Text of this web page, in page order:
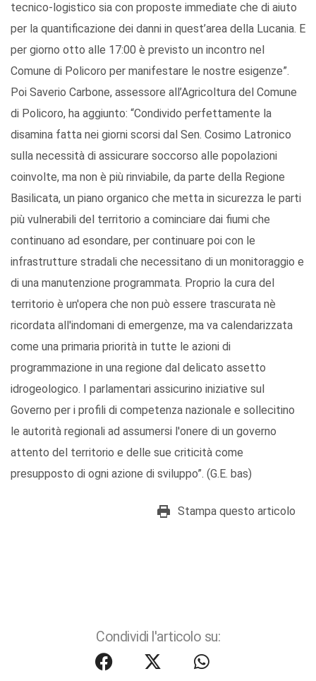
tecnico-logistico sia con proposte immediate che di aiuto
per la quantificazione dei danni in quest’area della Lucania. E
per giorno otto alle 17:00 è previsto un incontro nel
Comune di Policoro per manifestare le nostre esigenze”.
Poi Saverio Carbone, assessore all’Agricoltura del Comune
di Policoro, ha aggiunto: “Condivido perfettamente la
disamina fatta nei giorni scorsi dal Sen. Cosimo Latronico
sulla necessità di assicurare soccorso alle popolazioni
coinvolte, ma non è più rinviabile, da parte della Regione
Basilicata, un piano organico che metta in sicurezza le parti
più vulnerabili del territorio a cominciare dai fiumi che
continuano ad esondare, per continuare poi con le
infrastrutture stradali che necessitano di un monitoraggio e
di una manutenzione programmata. Proprio la cura del
territorio è un'opera che non può essere trascurata nè
ricordata all'indomani di emergenze, ma va calendarizzata
come una primaria priorità in tutte le azioni di
programmazione in una regione dal delicato assetto
idrogeologico. I parlamentari assicurino iniziative sul
Governo per i profili di competenza nazionale e sollecitino
le autorità regionali ad assumersi l'onere di un governo
attento del territorio e delle sue criticità come
presupposto di ogni azione di sviluppo”. (G.E. bas)
Stampa questo articolo
Condividi l'articolo su: